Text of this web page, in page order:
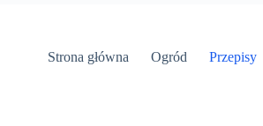
Strona główna Ogród Przepisy